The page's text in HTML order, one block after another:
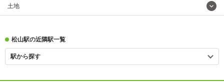
土地
松山駅の近隣駅一覧
駅から探す